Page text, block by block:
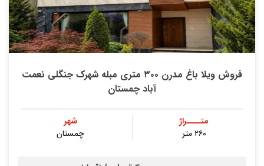
فروش ویلا باغ مدرن ۳۰۰ متری مبله شهرک جنگلی نعمت
آباد چمستان
متــــراژ
۲۶۰ متر
شهر
چمستان